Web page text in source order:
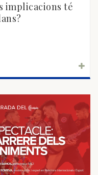
implicacions té